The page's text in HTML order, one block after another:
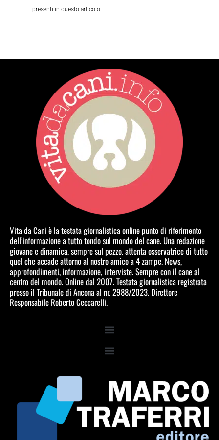
presenti in questo articolo.
Vita da Cani è la testata giornalistica online punto di riferimento
dell’informazione a tutto tondo sul mondo del cane. Una redazione
giovane e dinamica, sempre sul pezzo, attenta osservatrice di tutto
quel che accade attorno al nostro amico a 4 zampe. News,
approfondimenti, informazione, interviste. Sempre con il cane al
centro del mondo. Online dal 2007. Testata giornalistica registrata
presso il Tribunale di Ancona al nr. 2988/2023. Direttore
Responsabile Roberto Ceccarelli.